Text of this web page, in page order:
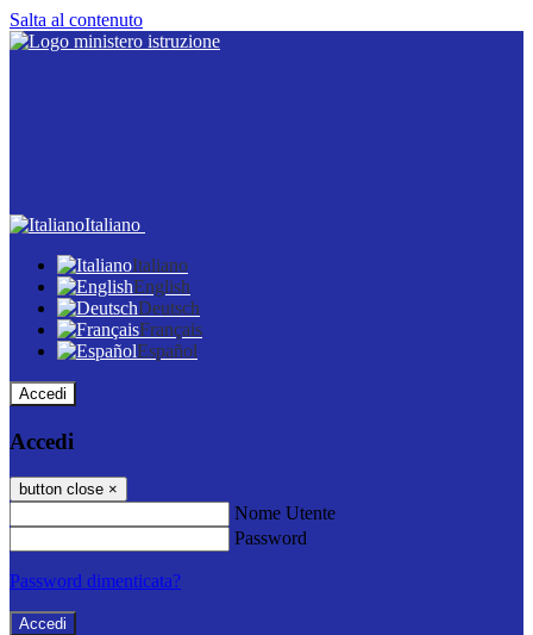
Salta al contenuto
Italiano
Italiano
English
Deutsch
Français
Español
Accedi
Accedi
button close ×
Nome Utente
Password
Password dimenticata?